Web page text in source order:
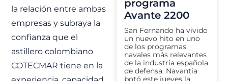
la relación entre ambas
empresas y subraya la
confianza que el
astillero colombiano
COTECMAR tiene en la
programa
Avante 2200
San Fernando ha vivido
un nuevo hito en uno
de los programas
navales más relevantes
de la industria española
de defensa. Navantia
botó este jueves la